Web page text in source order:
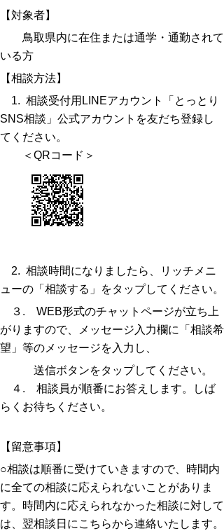
【対象者】
鳥取県内に在住または通学・通勤されて
いる方
【相談方法】
1. 相談受付用LINEアカウント「とっとり
SNS相談」公式アカウントを友だち登録し
てください。
＜QRコード＞
2. 相談時間になりましたら、リッチメニ
ューの「相談する」をタップしてください。
３. WEB形式のチャットページが立ち上
がりますので、メッセージ入力欄に「相談希
望」等のメッセージを入力し、
送信ボタンをタップしてください。
４. 相談員が順番にお答えします。しば
らくお待ちください。
【留意事項】
○相談は順番に受けていきますので、時間内
に全ての相談に応えられないことがありま
す。時間内に応えられなかった相談に対して
は、翌相談日にこちらから連絡いたします。